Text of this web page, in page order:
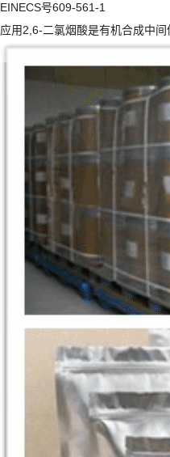
EINECS号609-561-1
应用2,6-二氯烟酸是有机合成中